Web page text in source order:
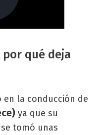
por qué deja
en la conducción de
ya que su
se tomó unas